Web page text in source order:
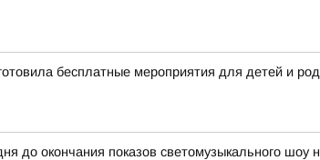
бесплатные мероприятия для детей и
до окончания показов светомузыкального шоу